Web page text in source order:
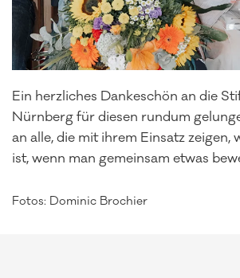
Ein herzliches Dankeschön an die
Nürnberg für diesen rundum
an alle, die mit ihrem Einsatz zeigen,
ist, wenn man gemeinsam etwas
Fotos: Dominic Brochier